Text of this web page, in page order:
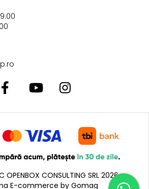
CONSULTING SRL 2026
E-commerce by Gomag